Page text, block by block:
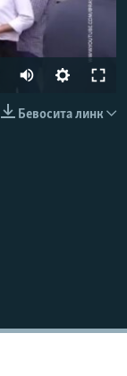
Бевосита линк